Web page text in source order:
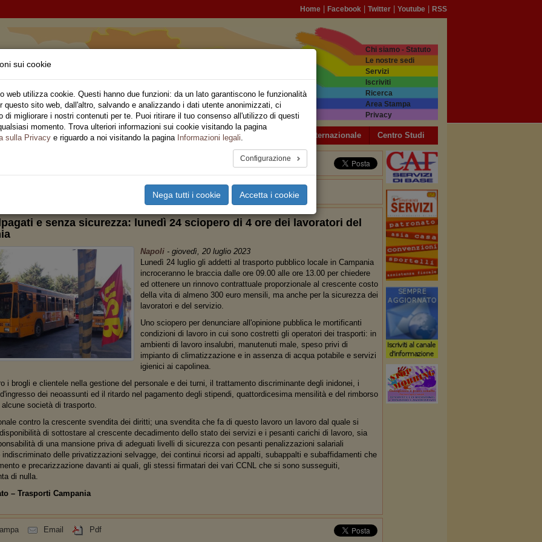
Home Facebook Twitter Youtube RSS
Regionale
Chi siamo - Statuto
Le nostre sedi
Servizi
Iscriviti
Ricerca
Area Stampa
Privacy
Privato Territori Sociale Speciali Multimedia Internazionale Centro Studi
e senza sicurezza: lunedì 24 sciopero di 4 ore dei lavoratori del
Napoli- giovedì, 20 luglio 2023
Lunedì 24 luglio gli addetti al trasporto pubblico locale in Campania
incroceranno le braccia dalle ore 09.00 alle ore 13.00 per chiedere
ed ottenere un rinnovo contrattuale proporzionale al crescente costo
della vita di almeno 300 euro mensili, ma anche per la sicurezza dei
lavoratori e del servizio.
Uno sciopero per denunciare all'opinione pubblica le mortificanti
condizioni di lavoro in cui sono costretti gli operatori dei trasporti: in
ambienti di lavoro insalubri, manutenuti male, speso privi di
impianto di climatizzazione e in assenza di acqua potabile e servizi
igienici ai capolinea.
i brogli e clientele nella gestione del personale e dei turni, il trattamento discriminante degli inidonei, i
dei neoassunti ed il ritardo nel pagamento degli stipendi, quattordicesima mensilità e del rimborso
società di trasporto.
contro la crescente svendita dei diritti; una svendita che fa di questo lavoro un lavoro dal quale si
di sottostare al crescente decadimento dello stato dei servizi e i pesanti carichi di lavoro, sia
di una mansione priva di adeguati livelli di sicurezza con pesanti penalizzazioni salariali
delle privatizzazioni selvagge, dei continui ricorsi ad appalti, subappalti e subaffidamenti che
e precarizzazione davanti ai quali, gli stessi firmatari dei vari CCNL che si sono susseguiti,
di nulla.
– Trasporti Campania
Email Pdf
sui cookie
web utilizza cookie. Questi hanno due funzioni: da un lato garantiscono le funzionalità
questo sito web, dall'altro, salvando e analizzando i dati utente anonimizzati, ci
di migliorare i nostri contenuti per te. Puoi ritirare il tuo consenso all'utilizzo di questi
momento. Trova ulteriori informazioni sui cookie visitando la pagina
sulla Privacy e riguardo a noi visitando la pagina Informazioni legali.
Configurazione
Nega tutti i cookie Accetta i cookie